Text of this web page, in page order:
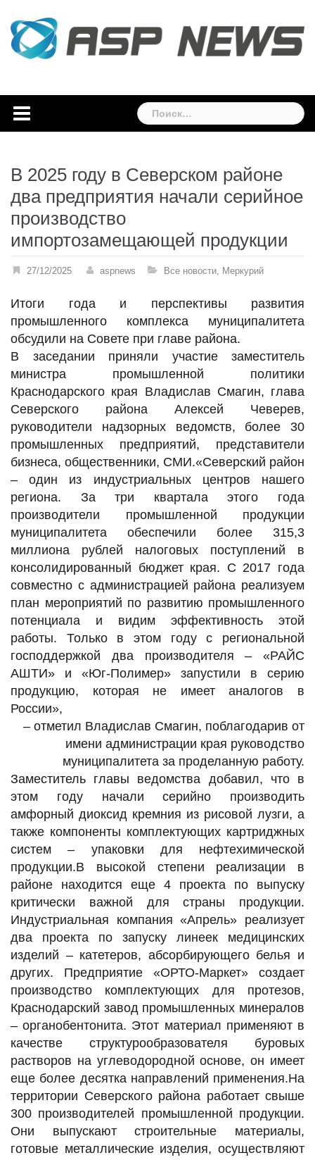
content
Найти:
В 2025 году в Северском районе
два предприятия начали серийное
производство
импортозамещающей продукции
27/12/2025 aspnews Все новости, Меркурий
Итоги года и перспективы развития
промышленного комплекса муниципалитета
обсудили на Совете при главе района.
В заседании приняли участие заместитель
министра промышленной политики
Краснодарского края Владислав Смагин, глава
Северского района Алексей Чеверев,
руководители надзорных ведомств, более 30
промышленных предприятий, представители
бизнеса, общественники, СМИ.«Северский район
– один из индустриальных центров нашего
региона. За три квартала этого года
производители промышленной продукции
муниципалитета обеспечили более 315,3
миллиона рублей налоговых поступлений в
консолидированный бюджет края. С 2017 года
совместно с администрацией района реализуем
план мероприятий по развитию промышленного
потенциала и видим эффективность этой
работы. Только в этом году с региональной
господдержкой два производителя – «РАЙС
АШТИ» и «Юг-Полимер» запустили в серию
продукцию, которая не имеет аналогов в
России»,
– отметил Владислав Смагин, поблагодарив от
имени администрации края руководство
муниципалитета за проделанную работу.
Заместитель главы ведомства добавил, что в
этом году начали серийно производить
амфорный диоксид кремния из рисовой лузги, а
также компоненты комплектующих картриджных
систем – упаковки для нефтехимической
продукции.В высокой степени реализации в
районе находится еще 4 проекта по выпуску
критически важной для страны продукции.
Индустриальная компания «Апрель» реализует
два проекта по запуску линеек медицинских
изделий – катетеров, абсорбирующего белья и
других. Предприятие «ОРТО-Маркет» создает
производство комплектующих для протезов,
Краснодарский завод промышленных минералов
– органобентонита. Этот материал применяют в
качестве структурообразователя буровых
растворов на углеводородной основе, он имеет
еще более десятка направлений применения.На
территории Северского района работает свыше
300 производителей промышленной продукции.
Они выпускают строительные материалы,
готовые металлические изделия, осуществляют